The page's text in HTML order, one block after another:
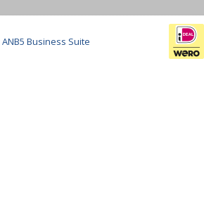
ANB5 Business Suite